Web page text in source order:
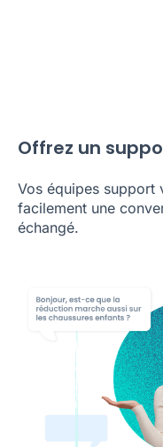
Offrez un
Vos équipes
facilement une
échangé.